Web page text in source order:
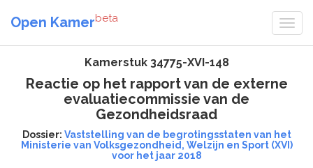
Open Kamerbeta
Kamerstuk 34775-XVI-148
Reactie op het rapport van de externe
evaluatiecommissie van de
Gezondheidsraad
Dossier: Vaststelling van de begrotingsstaten van het
Ministerie van Volksgezondheid, Welzijn en Sport (XVI)
voor het jaar 2018